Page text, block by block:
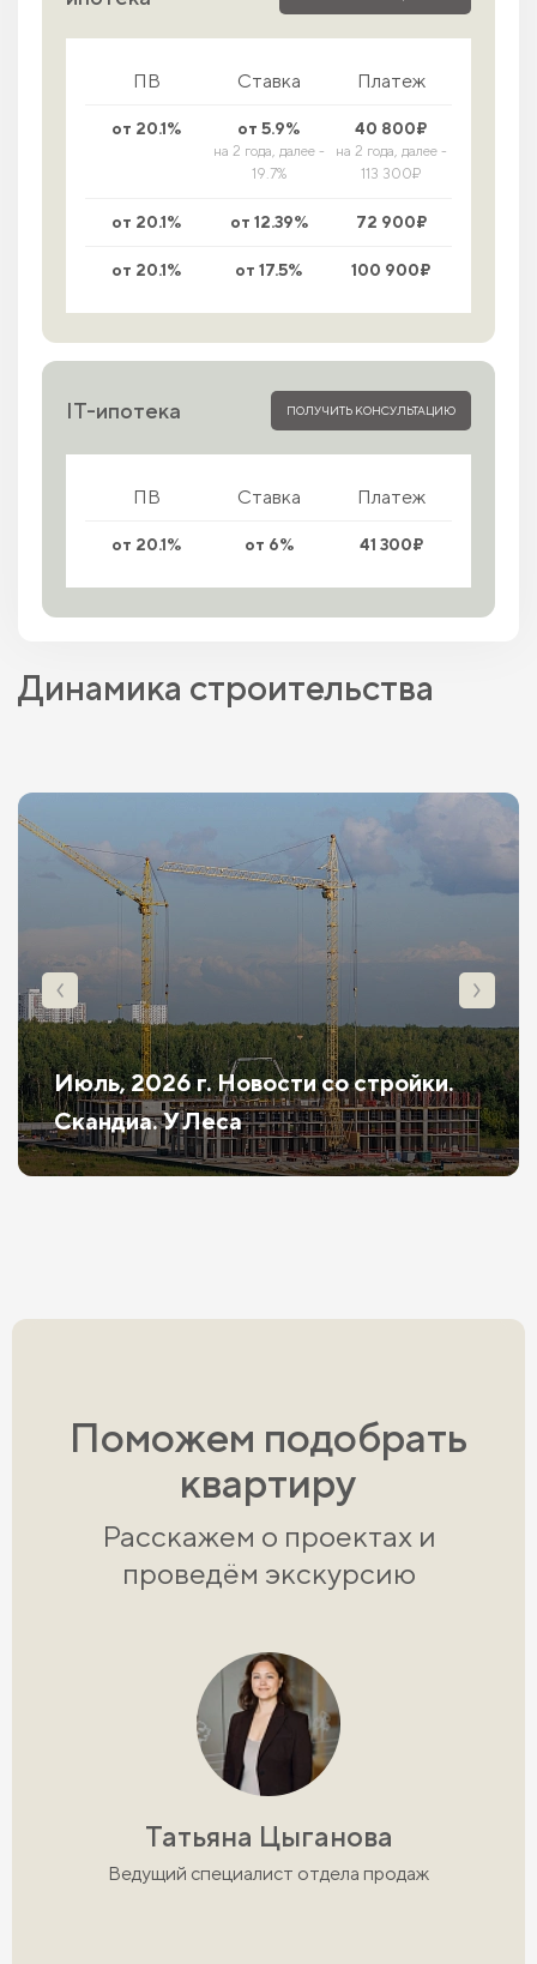
ПВ Ставка Платеж
от 20.1% от 5.9%
на 2 года, далее -
19.7%
40 800₽
на 2 года, далее -
113 300₽
от 20.1% от 12.39% 72 900₽
от 20.1% от 17.5% 100 900₽
IT-ипотека ПОЛУЧИТЬ КОНСУЛЬТАЦИЮ
ПВ Ставка Платеж
от 20.1% от 6% 41 300₽
Динамика строительства
Июль, 2026 г. Новости со стройки.
Скандиа. У Леса
Поможем подобрать
квартиру
Расскажем о проектах и
проведём экскурсию
Татьяна Цыганова
Ведущий специалист отдела продаж